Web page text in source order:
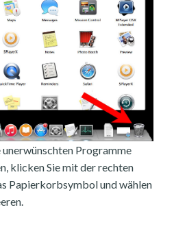
unerwünschten Programme
klicken Sie mit der rechten
Papierkorbsymbol und wählen